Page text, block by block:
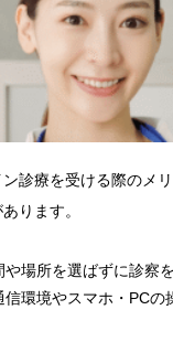
診療を受ける際のメ
ります。
や場所を選ばずに診察
環境やスマホ・PCの